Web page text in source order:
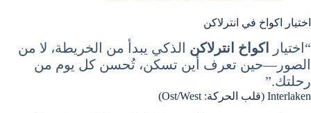
اختيار اكواخ في انترلاكن
“اختيار اكواخ انترلاكن الذكي يبدأ من الخريطة، لا من
الصور—حين تعرف أين تسكن، تُحسن كل يوم من
رحلتك.”
Interlaken (قلب الحركة: Ost/West)